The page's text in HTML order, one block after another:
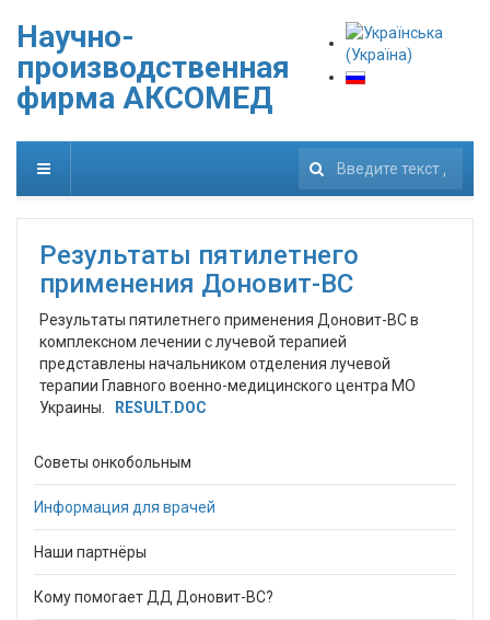
Научно-
производственная
фирма АКСОМЕД
222
Результаты пятилетнего
применения Доновит-ВС
Результаты пятилетнего применения Доновит-ВС в
комплексном лечении с лучевой терапией
представлены начальником отделения лучевой
терапии Главного военно-медицинского центра МО
Украины.
RESULT.DOC
Советы онкобольным
Информация для врачей
Наши партнёры
Кому помогает ДД Доновит-ВС?